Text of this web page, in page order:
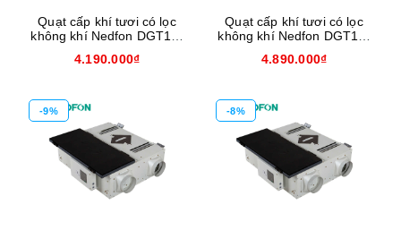
Quạt cấp khí tươi có lọc
không khí Nedfon DGT15-
4.190.000₫
Quạt cấp khí tươi có lọc
không khí Nedfon DGT15-
4.890.000₫
-9% -8%